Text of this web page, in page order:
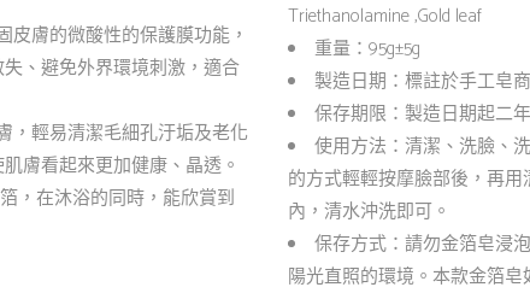
膚的微酸性的保護膜功能，
、避免外界環境刺激，適合
，輕易清潔毛細孔汙垢及老化
膚看起來更加健康、晶透。
，在沐浴的同時，能欣賞到
Triethanolamine ,Gold leaf
重量：95g±5g
製造日期：標註於手工皂
保存期限：製造日期起二年
使用方法：清潔、洗臉、
的方式輕輕按摩臉部後，再
內，清水沖洗即可。
保存方式：請勿金箔皂浸
陽光直照的環境。本款金箔